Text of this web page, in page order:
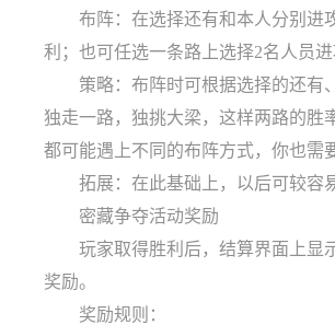
布阵：在选择还有和本人分别进攻
利；也可任选一条路上选择2名人员
策略：布阵时可根据选择的还有、
独走一路，独挑大梁，这样两路的胜
都可能遇上不同的布阵方式，你也需
拓展：在此基础上，以后可较容
密藏争夺活动奖励
玩家取得胜利后，结算界面上显示
奖励。
奖励规则：